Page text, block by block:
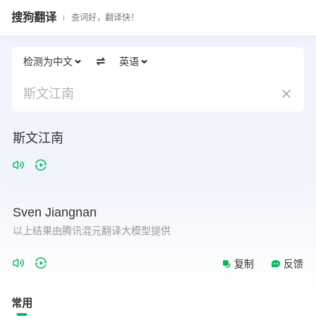
搜狗翻译 查词好，翻译快！
检测为中文 英语
斯文江南
斯文江南
Sven Jiangnan
以上结果由腾讯混元翻译大模型提供
复制 反馈
常用